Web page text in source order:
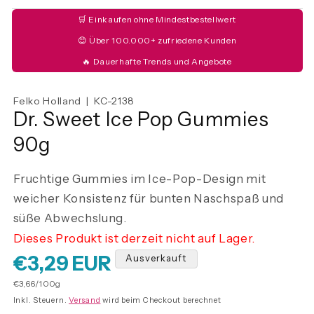
🛒 Einkaufen ohne Mindestbestellwert
😊 Über 100.000+ zufriedene Kunden
🔥 Dauerhafte Trends und Angebote
Felko Holland | KC-2138
Dr. Sweet Ice Pop Gummies
90g
Fruchtige Gummies im Ice-Pop-Design mit
weicher Konsistenz für bunten Naschspaß und
süße Abwechslung.
Dieses Produkt ist derzeit nicht auf Lager.
Normaler
Preis
€3,29 EUR
Grundpreis
€3,66/100g
Ausverkauft
Inkl. Steuern.Versand wird beim Checkout berechnet